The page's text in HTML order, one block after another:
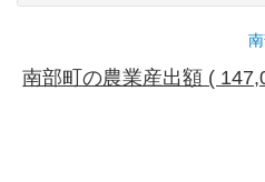
南部町の農業産出額 (